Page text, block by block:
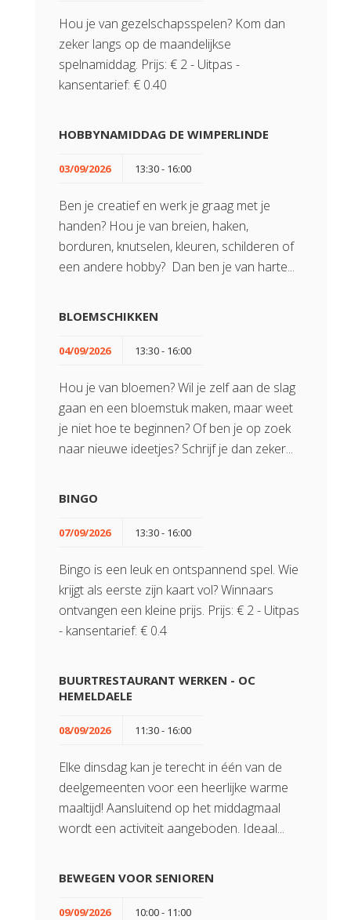
Hou je van gezelschapsspelen? Kom dan
zeker langs op de maandelijkse
spelnamiddag. Prijs: € 2 - Uitpas -
kansentarief: € 0.40
HOBBYNAMIDDAG DE WIMPERLINDE
03/09/2026 13:30 - 16:00
Ben je creatief en werk je graag met je
handen? Hou je van breien, haken,
borduren, knutselen, kleuren, schilderen of
een andere hobby? Dan ben je van harte...
BLOEMSCHIKKEN
04/09/2026 13:30 - 16:00
Hou je van bloemen? Wil je zelf aan de slag
gaan en een bloemstuk maken, maar weet
je niet hoe te beginnen? Of ben je op zoek
naar nieuwe ideetjes? Schrijf je dan zeker...
BINGO
07/09/2026 13:30 - 16:00
Bingo is een leuk en ontspannend spel. Wie
krijgt als eerste zijn kaart vol? Winnaars
ontvangen een kleine prijs. Prijs: € 2 - Uitpas
- kansentarief: € 0.4
BUURTRESTAURANT WERKEN - OC
HEMELDAELE
08/09/2026 11:30 - 16:00
Elke dinsdag kan je terecht in één van de
deelgemeenten voor een heerlijke warme
maaltijd! Aansluitend op het middagmaal
wordt een activiteit aangeboden. Ideaal...
BEWEGEN VOOR SENIOREN
09/09/2026 10:00 - 11:00